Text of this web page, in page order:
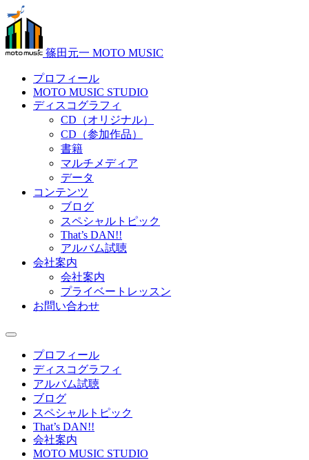
篠田元一 MOTO MUSIC
プロフィール
MOTO MUSIC STUDIO
ディスコグラフィ
CD（オリジナル）
CD（参加作品）
書籍
マルチメディア
データ
コンテンツ
ブログ
スペシャルトピック
That’s DAN!!
アルバム試聴
会社案内
会社案内
プライベートレッスン
お問い合わせ
プロフィール
ディスコグラフィ
アルバム試聴
ブログ
スペシャルトピック
That’s DAN!!
会社案内
MOTO MUSIC STUDIO